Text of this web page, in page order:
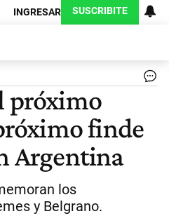
INGRESAR SUSCRIBITE
próximo
finde
Argentina
los
y Belgrano.